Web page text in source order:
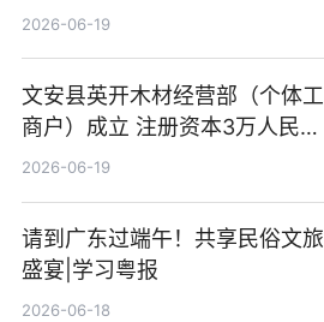
前沿热点
2026-06-19
文安县英开木材经营部（个体工
商户）成立 注册资本3万人民币
新要闻
2026-06-19
请到广东过端午！共享民俗文旅
盛宴|学习粤报
2026-06-18